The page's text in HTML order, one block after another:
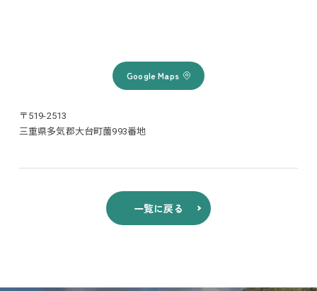
〒519-2513
三重県多気郡大台町薗993番地
Google Maps
一覧に戻る